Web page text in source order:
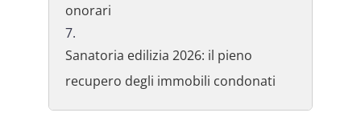
onorari
Sanatoria edilizia 2026: il pieno
recupero degli immobili condonati